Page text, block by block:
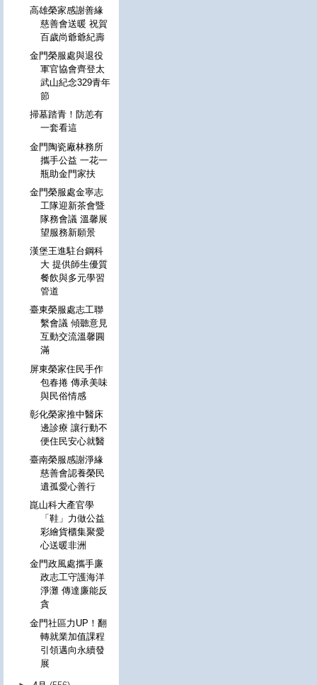
高雄榮家感謝善緣
慈善會送暖 祝賀
百歲尚爺爺紀壽
金門榮服處與退役
軍官協會齊登太
武山紀念329青年
節
掃墓踏青！防恙有
一套看這
金門陶瓷廠林務所
攜手公益 一花一
瓶助金門家扶
金門榮服處金寧志
工隊迎新茶會暨
隊務會議 溫馨展
望服務新願景
漢堡王進駐台鋼科
大 提供師生優質
餐飲與多元學習
管道
臺東榮服處志工聯
繫會議 傾聽意見
互動交流溫馨圓
滿
屏東榮家住民手作
包春捲 傳承美味
與民俗情感
彰化榮家推中醫床
邊診療 讓行動不
便住民安心就醫
臺南榮服感謝淨緣
慈善會認養榮民
遺孤愛心善行
崑山科大產官學
「鞋」力做公益
彩繪貨櫃集聚愛
心送暖非洲
金門政風處攜手廉
政志工守護海洋
淨灘 傳達廉能反
貪
金門社區力UP！翻
轉就業加值課程
引領邁向永續發
展